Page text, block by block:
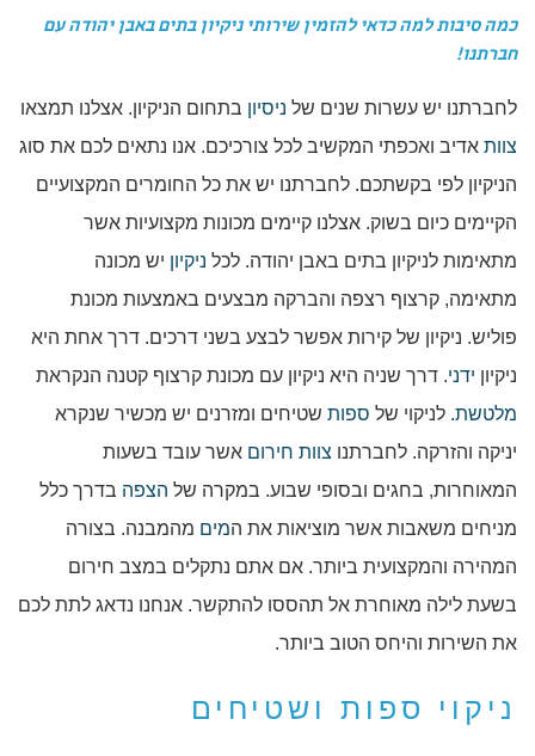
כמה סיבות למה כדאי להזמין שירותי ניקיון בתים באבן יהודה עם
חברתנו!
לחברתנו יש עשרות שנים של ניסיון בתחום הניקיון. אצלנו תמצאו
צוות אדיב ואכפתי המקשיב לכל צורכיכם. אנו נתאים לכם את סוג
הניקיון לפי בקשתכם. לחברתנו יש את כל החומרים המקצועיים
הקיימים כיום בשוק. אצלנו קיימים מכונות מקצועיות אשר
מתאימות לניקיון בתים באבן יהודה. לכל ניקיון יש מכונה
מתאימה, קרצוף רצפה והברקה מבצעים באמצעות מכונת
פוליש. ניקיון של קירות אפשר לבצע בשני דרכים. דרך אחת היא
ניקיון ידני. דרך שניה היא ניקיון עם מכונת קרצוף קטנה הנקראת
מלטשת. לניקוי של ספות שטיחים ומזרנים יש מכשיר שנקרא
יניקה והזרקה. לחברתנו צוות חירום אשר עובד בשעות
המאוחרות, בחגים ובסופי שבוע. במקרה של הצפה בדרך כלל
מניחים משאבות אשר מוציאות את המים מהמבנה. בצורה
המהירה והמקצועית ביותר. אם אתם נתקלים במצב חירום
בשעת לילה מאוחרת אל תהססו להתקשר. אנחנו נדאג לתת לכם
את השירות והיחס הטוב ביותר.
ניקוי ספות ושטיחים